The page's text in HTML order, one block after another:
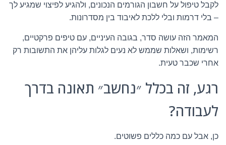
לקבל טיפול על חשבון הגורמים הנכונים, ולהגיע לפיצוי שמגיע לך
– בלי דרמות ובלי ללכת לאיבוד בין מסדרונות.
המאמר הזה עושה סדר, בגובה העיניים, עם טיפים פרקטיים,
רשימות, ושאלות שממש לא נעים לגלות עליהן את התשובות רק
אחרי שכבר טעית.
רגע, זה בכלל ״נחשב״ תאונה בדרך
לעבודה?
כן, אבל עם כמה כללים פשוטים.